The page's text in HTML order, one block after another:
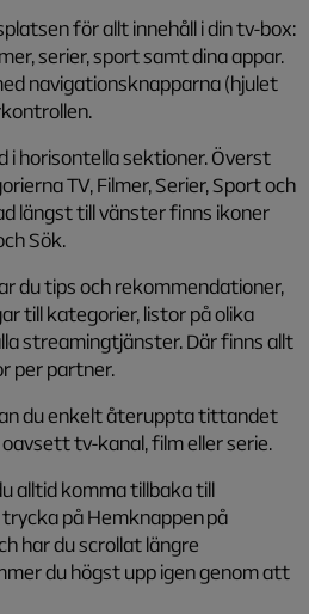
för allt innehåll i din tv-box:
serier, sport samt dina appar.
navigationsknapparna (hjulet
i horisontella sektioner. Överst
TV, Filmer, Serier, Sport och
längst till vänster finns ikoner
Sök.
du tips och rekommendationer,
till kategorier, listor på olika
streamingtjänster. Där finns allt
per partner.
du enkelt återuppta tittandet
tv-kanal, film eller serie.
alltid komma tillbaka till
på Hemknappen på
har du scrollat längre
du högst upp igen genom att